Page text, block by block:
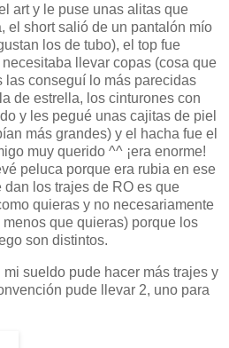
art y le puse unas alitas que
el short salió de un pantalón mío
los de tubo), el top fue
llevar copas (cosa que
las conseguí lo más parecidas
de estrella, los cinturones con
y les pegué unas cajitas de piel
más grandes) y el hacha fue el
muy querido ^^ ¡era enorme!
peluca porque era rubia en ese
los trajes de RO es que
quieras y no necesariamente
que quieras) porque los
son distintos.
sueldo pude hacer más trajes y
pude llevar 2, uno para